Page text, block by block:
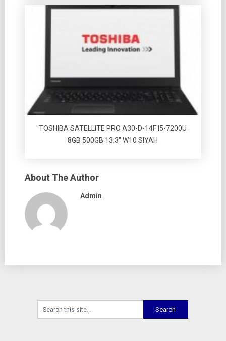
TOSHIBA SATELLITE PRO A30-D-14F I5-7200U
8GB 500GB 13.3″ W10 SIYAH
About The Author
Admin